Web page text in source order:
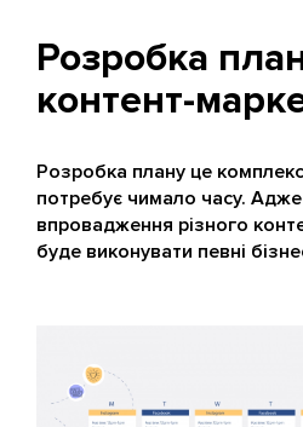
Розробка
контент-
Розробка плану це
потребує чимало часу. Адже
впровадження різного
буде виконувати певні